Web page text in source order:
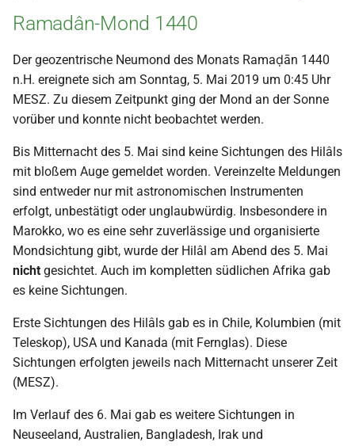
Ramadân-Mond 1440
Der geozentrische Neumond des Monats Ramaḍān 1440
n.H. ereignete sich am Sonntag, 5. Mai 2019 um 0:45 Uhr
MESZ. Zu diesem Zeitpunkt ging der Mond an der Sonne
vorüber und konnte nicht beobachtet werden.
Bis Mitternacht des 5. Mai sind keine Sichtungen des Hilâls
mit bloßem Auge gemeldet worden. Vereinzelte Meldungen
sind entweder nur mit astronomischen Instrumenten
erfolgt, unbestätigt oder unglaubwürdig. Insbesondere in
Marokko, wo es eine sehr zuverlässige und organisierte
Mondsichtung gibt, wurde der Hilâl am Abend des 5. Mai
nicht gesichtet. Auch im kompletten südlichen Afrika gab
es keine Sichtungen.
Erste Sichtungen des Hilâls gab es in Chile, Kolumbien (mit
Teleskop), USA und Kanada (mit Fernglas). Diese
Sichtungen erfolgten jeweils nach Mitternacht unserer Zeit
(MESZ).
Im Verlauf des 6. Mai gab es weitere Sichtungen in
Neuseeland, Australien, Bangladesh, Irak und